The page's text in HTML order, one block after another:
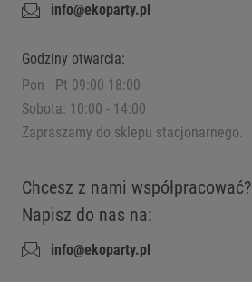
info@ekoparty.pl
Godziny otwarcia:
Pon - Pt 09:00-18:00
Sobota: 10:00 - 14:00
Zapraszamy do sklepu stacjonarnego.
Chcesz z nami współpracować?
Napisz do nas na:
info@ekoparty.pl